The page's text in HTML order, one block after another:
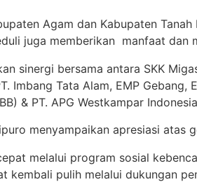
Agam dan Kabupaten
juga memberikan manfaat dan
sinergi bersama antara SKK
Imbang Tata Alam, EMP
& PT. APG Westkampar
menyampaikan apresiasi atas
melalui program sosial
pulih melalui dukungan